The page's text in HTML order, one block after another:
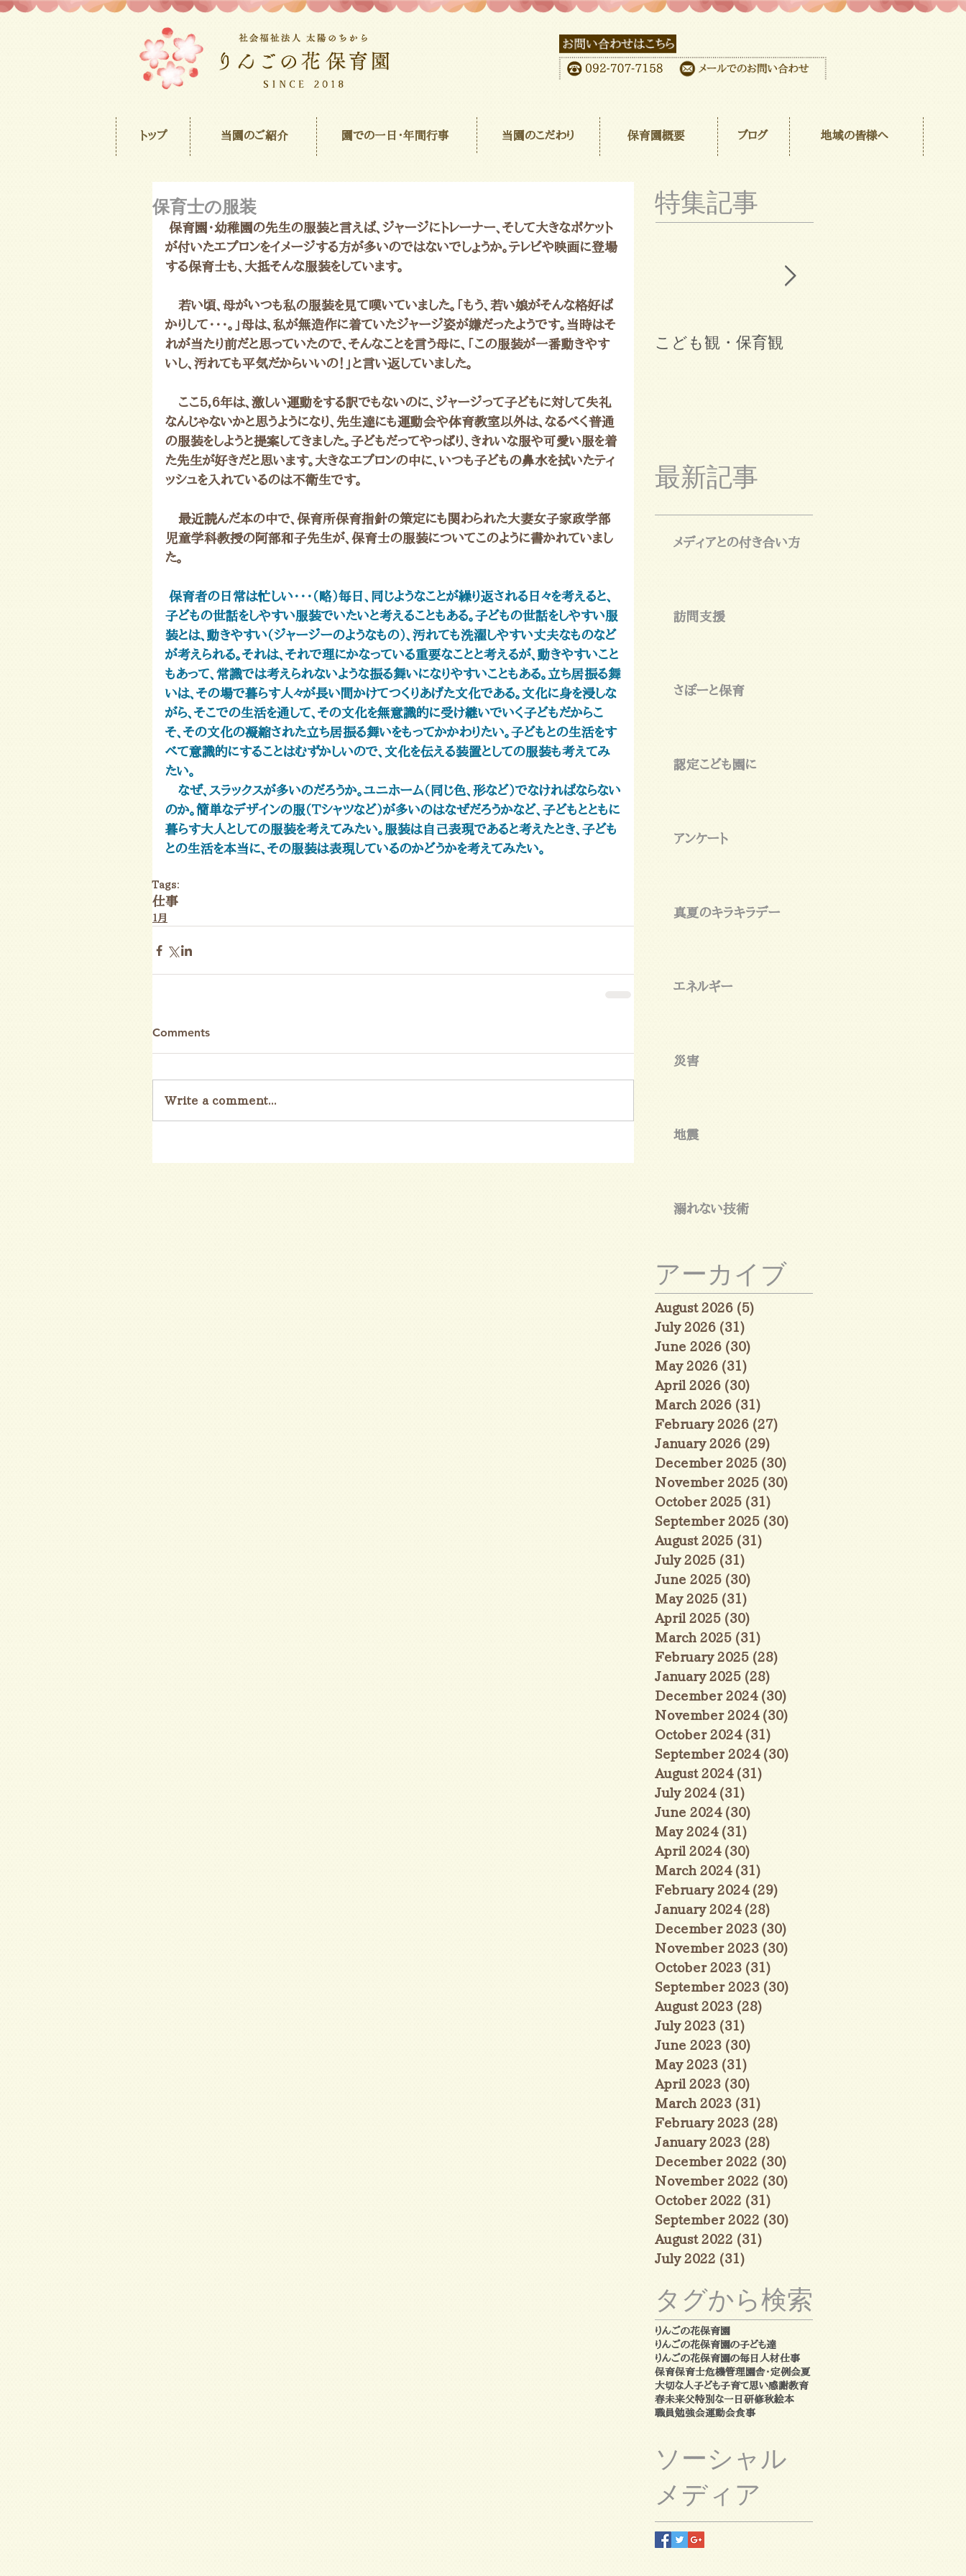
トップ 当園のご紹介 園での一日･年間行事 当園のこだわり 保育園概要 ブログ 地域の皆様へ
保育士の服装
が付いたエプロンをイメージする方が多いのではないでしょうか。テレビや映画に登場
する保育士も、大抵そんな服装をしています。
若い頃、母がいつも私の服装を見て嘆いていました。「もう、若い娘がそんな格好ば
かりして・・・。」母は、私が無造作に着ていたジャージ姿が嫌だったようです。当時はそ
れが当たり前だと思っていたので、そんなことを言う母に、「この服装が一番動きやす
いし、汚れても平気だからいいの！」と言い返していました。
ここ5，6年は、激しい運動をする訳でもないのに、ジャージって子どもに対して失礼
なんじゃないかと思うようになり、先生達にも運動会や体育教室以外は、なるべく普通
の服装をしようと提案してきました。子どもだってやっぱり、きれいな服や可愛い服を着
た先生が好きだと思います。大きなエプロンの中に、いつも子どもの鼻水を拭いたティ
ッシュを入れているのは不衛生です。
最近読んだ本の中で、保育所保育指針の策定にも関わられた大妻女子家政学部
児童学科教授の阿部和子先生が、保育士の服装についてこのように書かれていまし
た。
保育者の日常は忙しい・・・（略）毎日、同じようなことが繰り返される日々を考えると、
子どもの世話をしやすい服装でいたいと考えることもある。子どもの世話をしやすい服
装とは、動きやすい（ジャージーのようなもの）、汚れても洗濯しやすい丈夫なものなど
が考えられる。それは、それで理にかなっている重要なことと考えるが、動きやすいこと
もあって、常識では考えられないような振る舞いになりやすいこともある。立ち居振る舞
いは、その場で暮らす人々が長い間かけてつくりあげた文化である。文化に身を浸しな
がら、そこでの生活を通して、その文化を無意識的に受け継いでいく子どもだからこ
そ、その文化の凝縮された立ち居振る舞いをもってかかわりたい。子どもとの生活をす
べて意識的にすることはむずかしいので、文化を伝える装置としての服装も考えてみ
たい。
なぜ、スラックスが多いのだろうか。ユニホーム（同じ色、形など）でなければならない
のか。簡単なデザインの服（Ｔシャツなど）が多いのはなぜだろうかなど、子どもとともに
暮らす大人としての服装を考えてみたい。服装は自己表現であると考えたとき、子ども
との生活を本当に、その服装は表現しているのかどうかを考えてみたい。
Tags:
仕事
１月
Comments
Write a comment...
特集記事
こども観・保育観
最新記事
メディアとの付き合い方
訪問支援
さぽーと保育
認定こども園に
アンケート
真夏のキラキラデー
エネルギー
災害
地震
溺れない技術
アーカイブ
August 2026 (5)
July 2026 (31)
June 2026 (30)
May 2026 (31)
April 2026 (30)
March 2026 (31)
February 2026 (27)
January 2026 (29)
December 2025 (30)
November 2025 (30)
October 2025 (31)
September 2025 (30)
August 2025 (31)
July 2025 (31)
June 2025 (30)
May 2025 (31)
April 2025 (30)
March 2025 (31)
February 2025 (28)
January 2025 (28)
December 2024 (30)
November 2024 (30)
October 2024 (31)
September 2024 (30)
August 2024 (31)
July 2024 (31)
June 2024 (30)
May 2024 (31)
April 2024 (30)
March 2024 (31)
February 2024 (29)
January 2024 (28)
December 2023 (30)
November 2023 (30)
October 2023 (31)
September 2023 (30)
August 2023 (28)
July 2023 (31)
June 2023 (30)
May 2023 (31)
April 2023 (30)
March 2023 (31)
February 2023 (28)
January 2023 (28)
December 2022 (30)
November 2022 (30)
October 2022 (31)
September 2022 (30)
August 2022 (31)
July 2022 (31)
タグから検索
りんごの花保育園
りんごの花保育園の子ども達
りんごの花保育園の毎日 人材仕事
保育保育士危機管理園舎・定例会夏
大切な人子ども子育て思い感謝教育
春未来父特別な一日研修秋絵本
職員勉強会運動会食事
ソーシャル
メディア